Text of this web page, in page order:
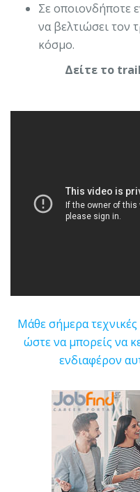
Σε οποιονδήποτε
να βελτιώσει τον
κόσμο.
Δείτε το
Μάθε σήμερα τεχνικές
ώστε να μπορείς να
ενδιαφέρον